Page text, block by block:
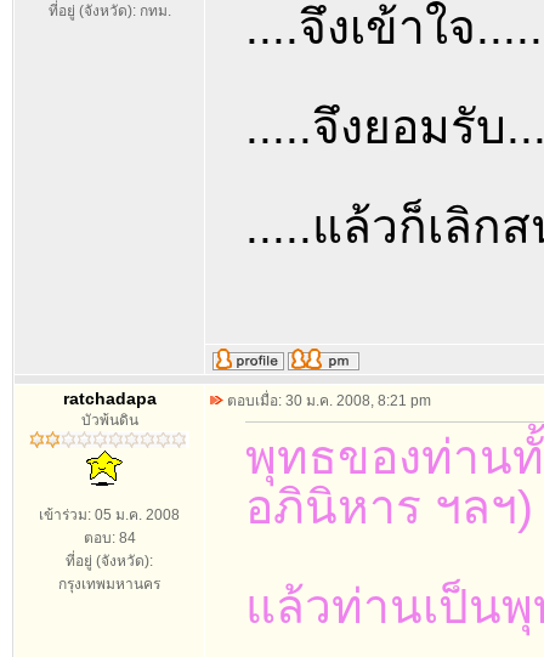
ที่อยู่ (จังหวัด): กทม.
....จึงเข้าใจ
.....จึงยอมรับ
.....แล้วก็เลิก
ratchadapa
บัวพ้นดิน
เข้าร่วม: 05 ม.ค. 2008
ตอบ: 84
ที่อยู่ (จังหวัด):
กรุงเทพมหานคร
ตอบเมื่อ: 30 ม.ค. 2008, 8:21 pm
พุทธของท่าน
อภินิหาร ฯลฯ)
แล้วท่านเป็น